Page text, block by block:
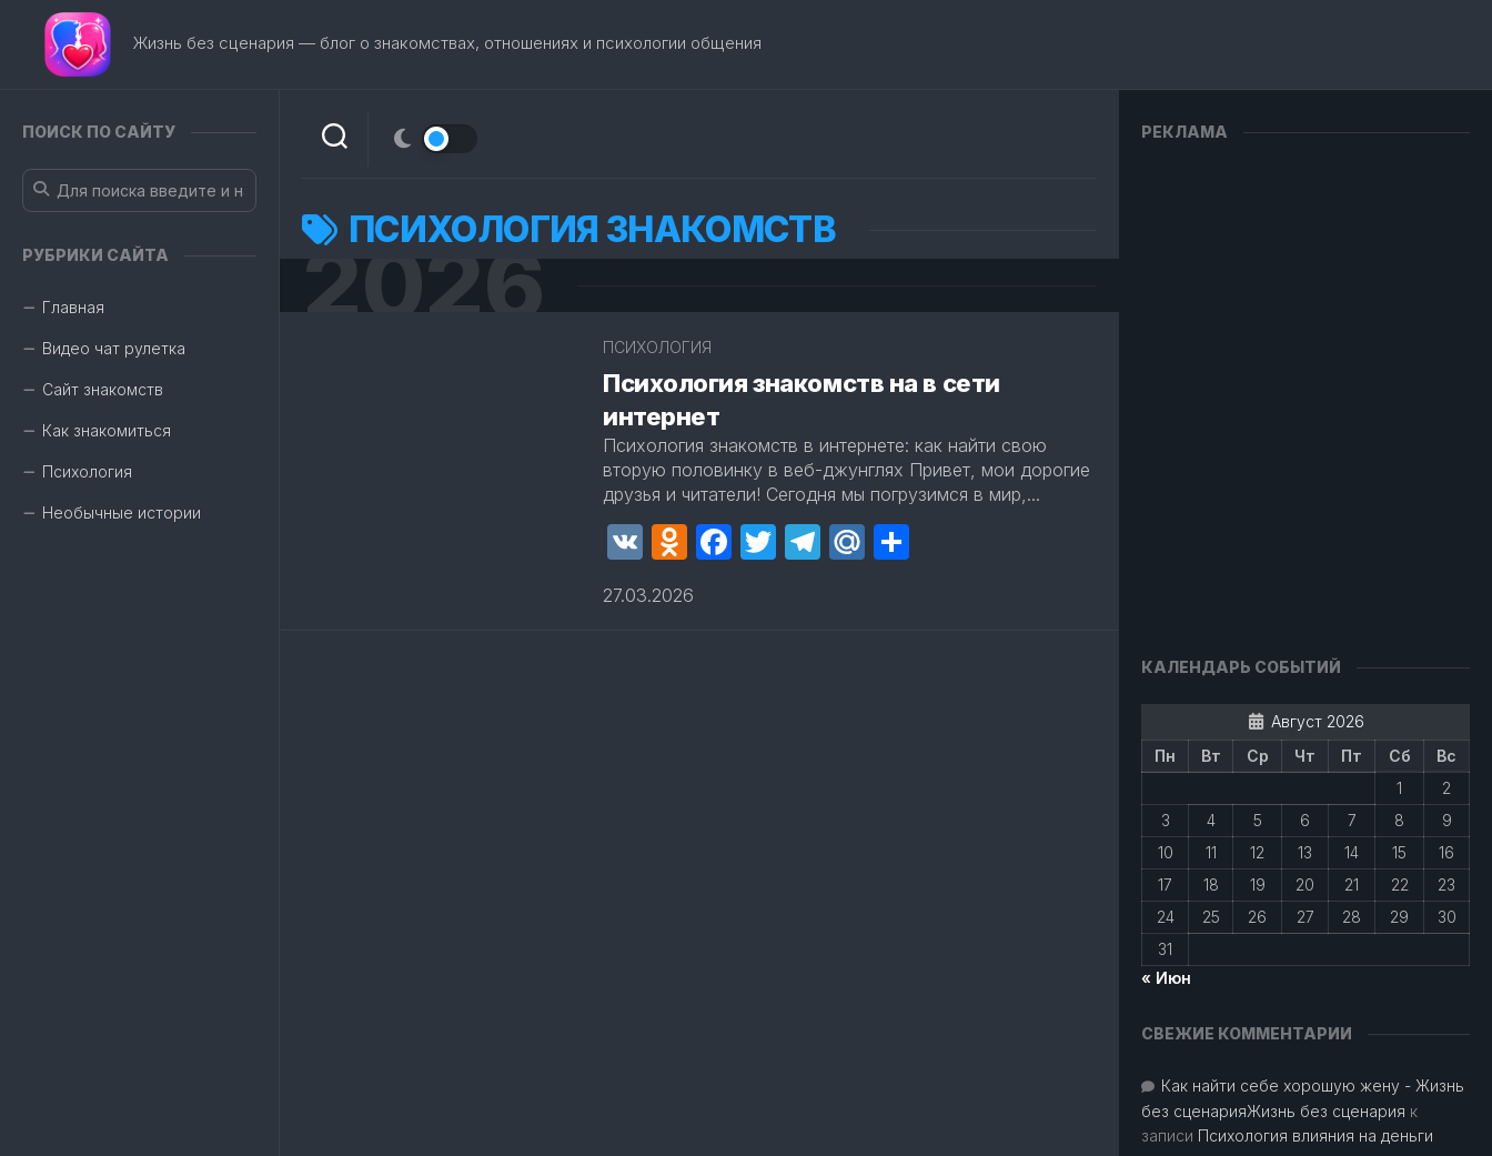
Перейти
содержанию
Жизнь без сценария — блог о знакомствах, отношениях и психологии общения
ПОИСК ПО САЙТУ
РУБРИКИ САЙТА
Главная
Видео чат рулетка
Сайт знакомств
Как знакомиться
Психология
Необычные истории
ПСИХОЛОГИЯ ЗНАКОМСТВ
2026
ПСИХОЛОГИЯ
Психология знакомств на в сети
интернет
Психология знакомств в интернете: как найти свою
вторую половинку в веб-джунглях Привет, мои дорогие
друзья и читатели! Сегодня мы погрузимся в мир,...
VK Odnoklassniki
Facebook
Twitter
Telegram
Mail.Ru
27.03.2026
РЕКЛАМА
КАЛЕНДАРЬ СОБЫТИЙ
Август 2026
Пн
Вт Ср Чт Пт Сб
Вс
1
2
3
4 5 6 7 8
9
10
11 12 13 14 15
16
17
18 19 20 21 22
23
24
25 26 27 28 29
30
31
« Июн
СВЕЖИЕ КОММЕНТАРИИ
Как найти себе хорошую жену - Жизнь
без сценарияЖизнь без сценария к
записи Психология влияния на деньги